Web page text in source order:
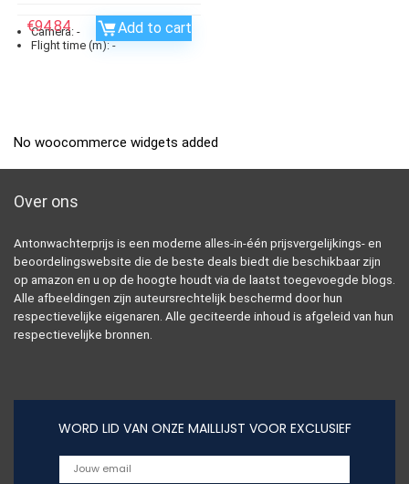
Camera: -
Flight time (m):-
€94.84 Add to cart
No woocommerce widgets added
Over ons
Antonwachterprijs is een moderne alles-in-één prijsvergelijkings- en
beoordelingswebsite die de beste deals biedt die beschikbaar zijn
op amazon en u op de hoogte houdt via de laatst toegevoegde blogs.
Alle afbeeldingen zijn auteursrechtelijk beschermd door hun
respectievelijke eigenaren. Alle geciteerde inhoud is afgeleid van hun
respectievelijke bronnen.
WORD LID VAN ONZE MAILLIJST VOOR EXCLUSIEF